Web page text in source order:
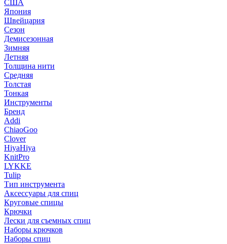
США
Япония
Швейцария
Сезон
Демисезонная
Зимняя
Летняя
Толщина нити
Средняя
Толстая
Тонкая
Инструменты
Бренд
Addi
ChiaoGoo
Clover
HiyaHiya
KnitPro
LYKKE
Tulip
Тип инструмента
Аксессуары для спиц
Круговые спицы
Крючки
Лески для съемных спиц
Наборы крючков
Наборы спиц